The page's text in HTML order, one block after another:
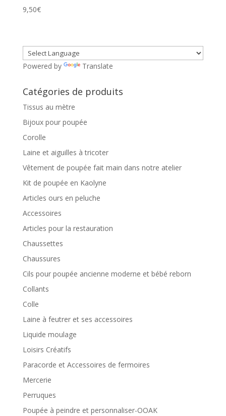
9,50€
Powered by Translate
Catégories de produits
Tissus au mètre
Bijoux pour poupée
Corolle
Laine et aiguilles à tricoter
Vêtement de poupée fait main dans notre atelier
Kit de poupée en Kaolyne
Articles ours en peluche
Accessoires
Articles pour la restauration
Chaussettes
Chaussures
Cils pour poupée ancienne moderne et bébé reborn
Collants
Colle
Laine à feutrer et ses accessoires
Liquide moulage
Loisirs Créatifs
Paracorde et Accessoires de fermoires
Mercerie
Perruques
Poupée à peindre et personnaliser-OOAK